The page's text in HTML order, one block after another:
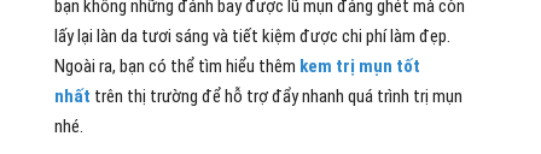
bạn không những đánh bay được lũ mụn đáng ghét mà còn
lấy lại làn da tươi sáng và tiết kiệm được chi phí làm đẹp.
Ngoài ra, bạn có thể tìm hiểu thêm kem trị mụn tốt
nhất trên thị trường để hỗ trợ đẩy nhanh quá trình trị mụn
nhé.